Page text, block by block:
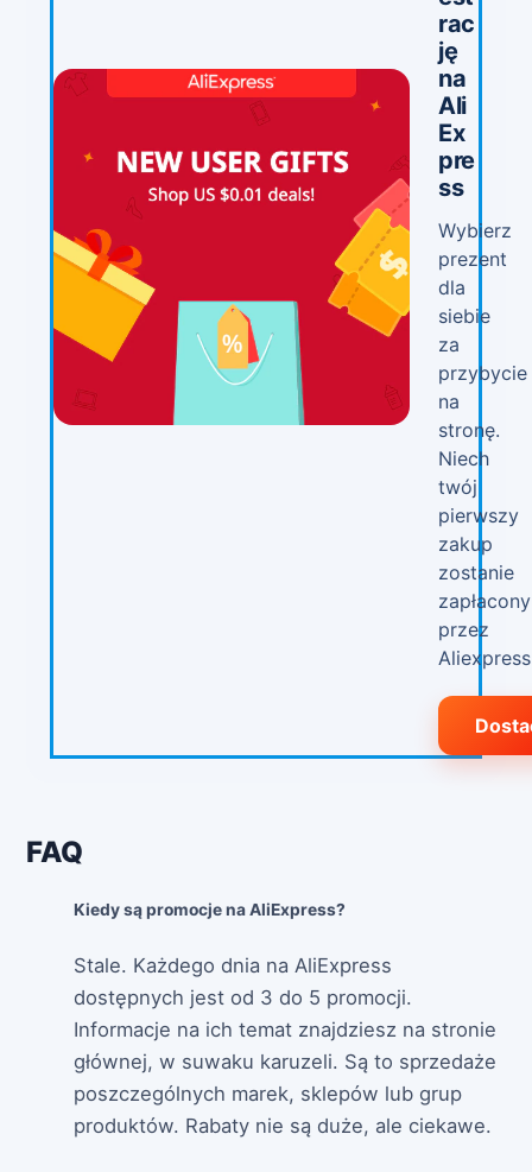
rac
ję
na
Ali
Ex
pre
ss
Wybierz
prezent
dla
siebie
za
przybycie
na
stronę.
Niech
twój
pierwszy
zakup
zostanie
zapłacony
przez
FAQ
Kiedy są promocje na AliExpress?
Stale. Każdego dnia na AliExpress
dostępnych jest od 3 do 5 promocji.
Informacje na ich temat znajdziesz na stronie
głównej, w suwaku karuzeli. Są to sprzedaże
poszczególnych marek, sklepów lub grup
produktów. Rabaty nie są duże, ale ciekawe.